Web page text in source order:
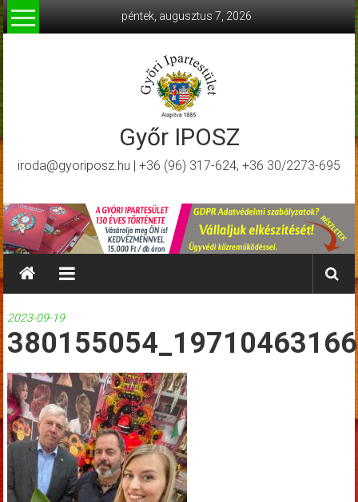
Skip
to
content
péntek, augusztus 7, 2026
Győr IPOSZ
iroda@gyoriposz.hu | +36 (96) 317-624, +36 30/2273-695
2023-09-19